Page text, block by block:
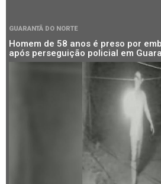
GUARANTÃ DO NORTE
Homem de 58 anos é preso por
após perseguição policial em